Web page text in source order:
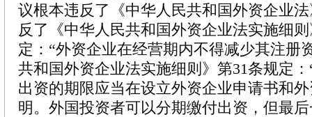
议根本违反了《中华人民共和国外资企业
反了《中华人民共和国外资企业法实施细
定：“外资企业在经营期内不得减少其注册
共和国外资企业法实施细则》第31条规定
出资的期限应当在设立外资企业申请书和
明。外国投资者可以分期缴付出资，但最